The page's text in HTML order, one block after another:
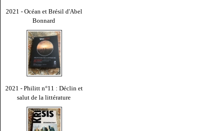
2021 - Océan et Brésil d'Abel
Bonnard
2021 - Philitt n°11 : Déclin et
salut de la littérature